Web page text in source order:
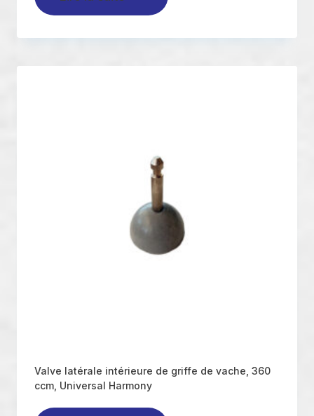
Valve latérale intérieure de griffe de vache, 360
ccm, Universal Harmony